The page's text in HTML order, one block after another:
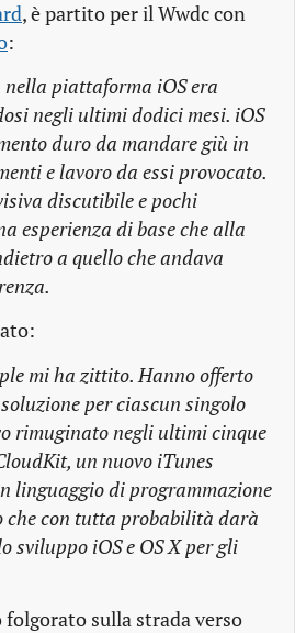
, è partito per il Wwdc con
:
piattaforma iOS era
negli ultimi dodici mesi. iOS
duro da mandare giù in
e lavoro da essi provocato.
discutibile e pochi
esperienza di base che alla
a quello che andava
mi ha zittito. Hanno offerto
per ciascun singolo
rimuginato negli ultimi cinque
un nuovo iTunes
linguaggio di programmazione
che con tutta probabilità darà
sviluppo iOS e OS X per gli
folgorato sulla strada verso